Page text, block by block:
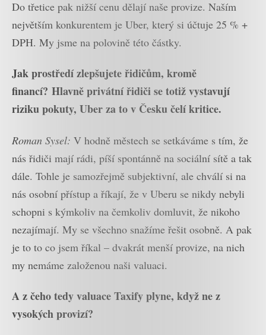
Do třetice pak nižší cenu dělají naše provize. Naším
největším konkurentem je Uber, který si účtuje 25 % +
DPH. My jsme na polovině této částky.
Jak prostředí zlepšujete řidičům, kromě
financí? Hlavně privátní řidiči se totiž vystavují
riziku pokuty, Uber za to v Česku čelí kritice.
Roman Sysel: V hodně městech se setkáváme s tím, že
nás řidiči mají rádi, píší spontánně na sociální sítě a tak
dále. Tohle je samozřejmě subjektivní, ale chválí si na
nás osobní přístup a říkají, že v Uberu se nikdy nebyli
schopni s kýmkoliv na čemkoliv domluvit, že nikoho
nezajímají. My se všechno snažíme řešit osobně. A pak
je to to co jsem říkal – dvakrát menší provize, na nich
my nemáme založenou naši valuaci.
A z čeho tedy valuace Taxify plyne, když ne z
vysokých provizí?